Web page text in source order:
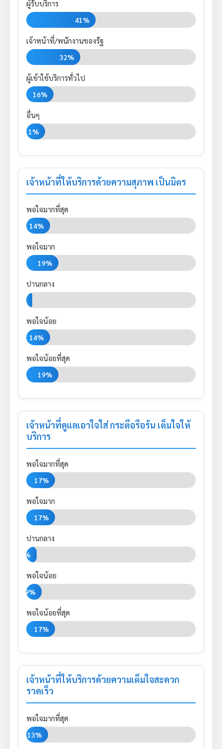
ผู้รับบริการ
41%
เจ้าหน้าที่/พนักงานของรัฐ
32%
ผู้เข้าใช้บริการทั่วไป
16%
อื่นๆ
11%
เจ้าหน้าที่ให้บริการด้วยความสุภาพ เป็นมิตร
พอใจมากที่สุด
14%
พอใจมาก
19%
ปานกลาง
พอใจน้อย
14%
พอใจน้อยที่สุด
19%
เจ้าหน้าที่ดูแลเอาใจใส่ กระตือรือร้น เต็มใจให้
บริการ
พอใจมากที่สุด
17%
พอใจมาก
17%
ปานกลาง
6%
พอใจน้อย
9%
พอใจน้อยที่สุด
17%
เจ้าหน้าที่ให้บริการด้วยความเต็มใจสะดวก
รวดเร็ว
พอใจมากที่สุด
13%